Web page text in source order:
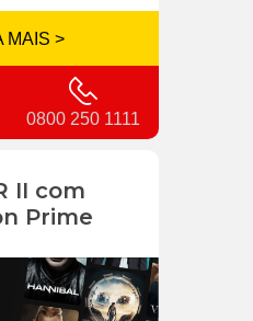
MAIS >
0800 250 1111
II com
Prime